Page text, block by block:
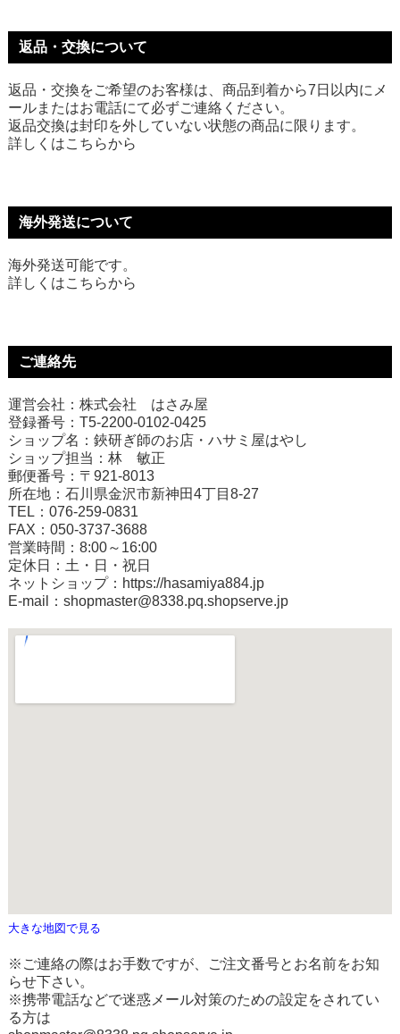
返品・交換について
返品・交換をご希望のお客様は、商品到着から7日以内にメ
ールまたはお電話にて必ずご連絡ください。
返品交換は封印を外していない状態の商品に限ります。
詳しくはこちらから
海外発送について
海外発送可能です。
詳しくはこちらから
ご連絡先
運営会社：株式会社 はさみ屋
登録番号：T5-2200-0102-0425
ショップ名：鋏研ぎ師のお店・ハサミ屋はやし
ショップ担当：林 敏正
郵便番号：〒921-8013
所在地：石川県金沢市新神田4丁目8-27
TEL：076-259-0831
FAX：050-3737-3688
営業時間：8:00～16:00
定休日：土・日・祝日
ネットショップ： https://hasamiya884.jp
E-mail：shopmaster@8338.pq.shopserve.jp
大きな地図で見る
※ご連絡の際はお手数ですが、ご注文番号とお名前をお知
らせ下さい。
※携帯電話などで迷惑メール対策のための設定をされてい
る方は